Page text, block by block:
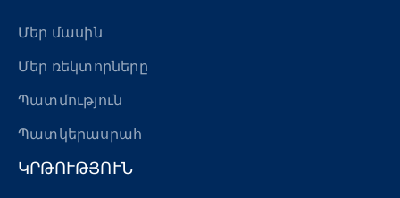
Մեր մասին
Մեր ռեկտորները
Պատմություն
Պատկերասրահ
ԿՐԹՈՒԹՅՈՒՆ